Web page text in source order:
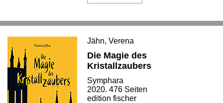
Jähn, Verena
Die Magie des
Kristallzaubers
Symphara
2020. 476 Seiten
edition fischer